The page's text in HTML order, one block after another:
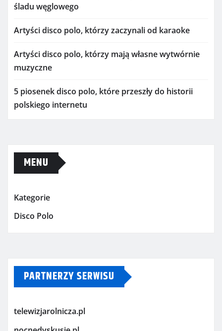
śladu węglowego
Artyści disco polo, którzy zaczynali od karaoke
Artyści disco polo, którzy mają własne wytwórnie
muzyczne
5 piosenek disco polo, które przeszły do historii
polskiego internetu
MENU
Kategorie
Disco Polo
PARTNERZY SERWISU
telewizjarolnicza.pl